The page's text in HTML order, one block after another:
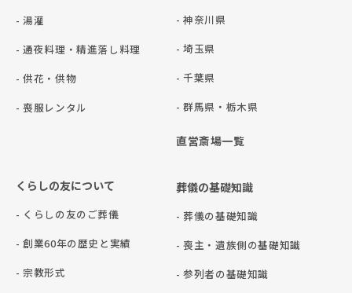
- 湯灌
- 通夜料理・精進落し料理
- 供花・供物
- 喪服レンタル
- 神奈川県
- 埼玉県
- 千葉県
- 群⾺県・栃⽊県
直営斎場一覧
くらしの友について
- くらしの友のご葬儀
- 創業60年の歴史と実績
- 宗教形式
葬儀の基礎知識
- 葬儀の基礎知識
- 喪主・遺族側の基礎知識
- 参列者の基礎知識